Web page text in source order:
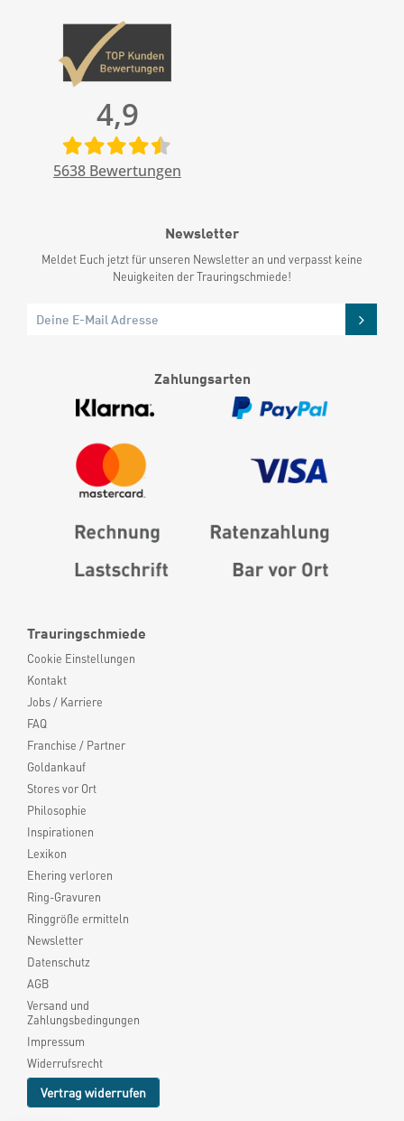
Trauringschmiede
Cookie Einstellungen
Kontakt
Jobs / Karriere
FAQ
Franchise / Partner
Goldankauf
Stores vor Ort
Philosophie
Inspirationen
Lexikon
Ehering verloren
Ring-Gravuren
Ringgröße ermitteln
Newsletter
Datenschutz
AGB
Versand und
Zahlungsbedingungen
Impressum
Widerrufsrecht
Vertrag widerrufen
4,9
5638 Bewertungen
Newsletter
Meldet Euch jetzt für unseren Newsletter an und verpasst keine
Neuigkeiten der Trauringschmiede!
Zahlungsarten